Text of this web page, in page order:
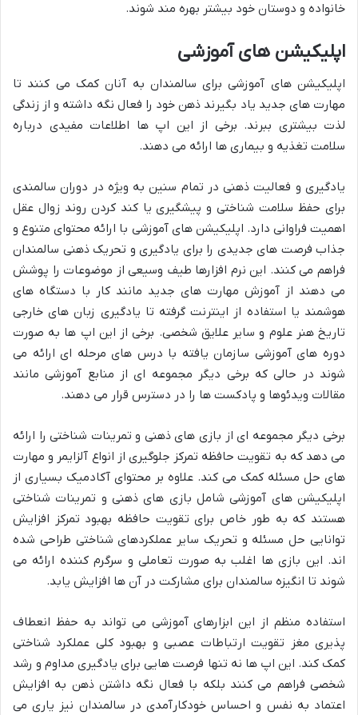
خانواده و دوستان خود بیشتر بهره مند شوند.
اپلیکیشن های آموزشی
اپلیکیشن های آموزشی برای سالمندان به آنان کمک می کنند تا
مهارت های جدید یاد بگیرند ذهن خود را فعال نگه داشته و از زندگی
لذت بیشتری ببرند. برخی از این اپ ها اطلاعات مفیدی درباره
سلامت تغذیه و بیماری ها ارائه می دهند.
یادگیری و فعالیت ذهنی در تمام سنین به ویژه در دوران سالمندی
برای حفظ سلامت شناختی و پیشگیری یا کند کردن روند زوال عقل
اهمیت فراوانی دارد. اپلیکیشن های آموزشی با ارائه محتوای متنوع و
جذاب فرصت های جدیدی را برای یادگیری و تحریک ذهنی سالمندان
فراهم می کنند. این نرم افزارها طیف وسیعی از موضوعات را پوشش
می دهند از آموزش مهارت های جدید مانند کار با دستگاه های
هوشمند یا استفاده از اینترنت گرفته تا یادگیری زبان های خارجی
تاریخ هنر علوم و سایر علایق شخصی. برخی از این اپ ها به صورت
دوره های آموزشی سازمان یافته با درس های مرحله ای ارائه می
شوند در حالی که برخی دیگر مجموعه ای از منابع آموزشی مانند
مقالات ویدئوها و پادکست ها را در دسترس قرار می دهند.
برخی دیگر مجموعه ای از بازی های ذهنی و تمرینات شناختی را ارائه
می دهد که به تقویت حافظه تمرکز جلوگیری از انواع آلزایمر و مهارت
های حل مسئله کمک می کند. علاوه بر محتوای آکادمیک بسیاری از
اپلیکیشن های آموزشی شامل بازی های ذهنی و تمرینات شناختی
هستند که به طور خاص برای تقویت حافظه بهبود تمرکز افزایش
توانایی حل مسئله و تحریک سایر عملکردهای شناختی طراحی شده
اند. این بازی ها اغلب به صورت تعاملی و سرگرم کننده ارائه می
شوند تا انگیزه سالمندان برای مشارکت در آن ها افزایش یابد.
استفاده منظم از این ابزارهای آموزشی می تواند به حفظ انعطاف
پذیری مغز تقویت ارتباطات عصبی و بهبود کلی عملکرد شناختی
کمک کند. این اپ ها نه تنها فرصت هایی برای یادگیری مداوم و رشد
شخصی فراهم می کنند بلکه با فعال نگه داشتن ذهن به افزایش
اعتماد به نفس و احساس خودکارآمدی در سالمندان نیز یاری می